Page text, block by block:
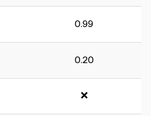
0.99
0.20
❌